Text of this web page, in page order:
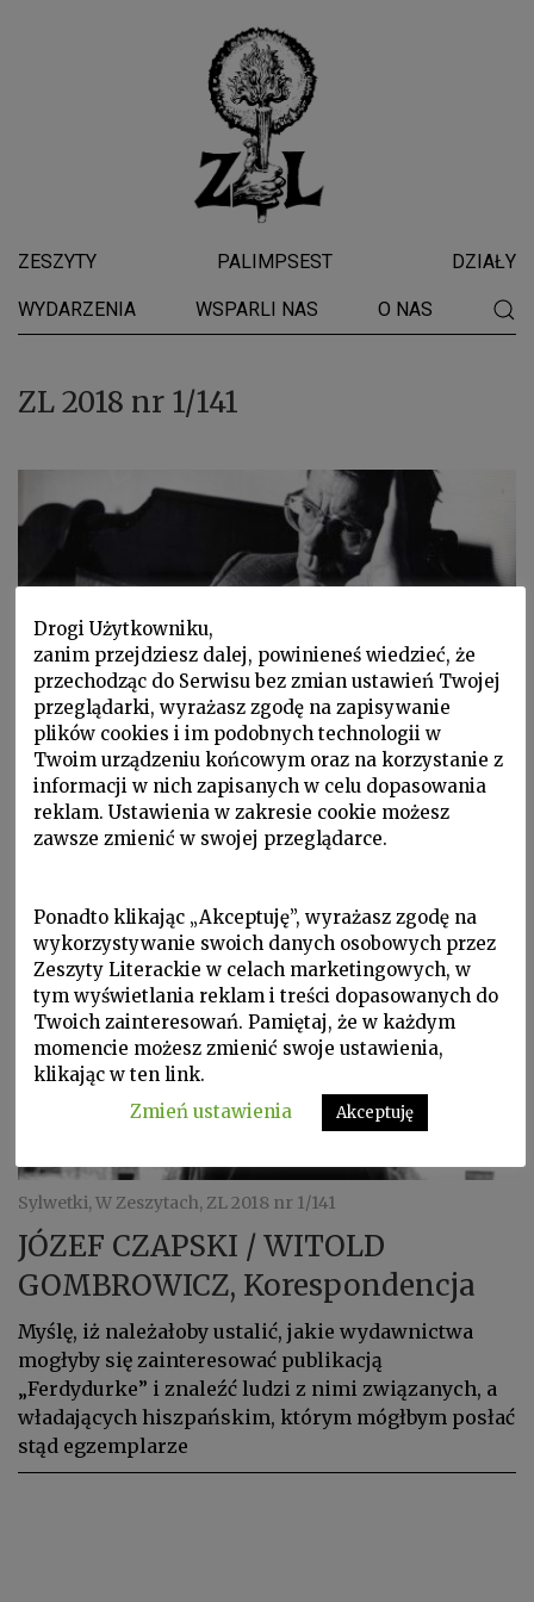
ZESZYTY PALIMPSEST DZIAŁY
WYDARZENIA WSPARLI NAS O NAS
ZL 2018 nr 1/141
Sylwetki, W Zeszytach, W Zeszytach, ZL 2018 nr 1/141
GNIEWOMIR ZAJĄCZKOWSKI
Inny Czajkowski
Sylwetki, W Zeszytach, ZL 2018 nr 1/141
JÓZEF CZAPSKI / WITOLD
GOMBROWICZ, Korespondencja
Myślę, iż należałoby ustalić, jakie wydawnictwa
mogłyby się zainteresować publikacją
„Ferdydurke” i znaleźć ludzi z nimi związanych, a
władających hiszpańskim, którym mógłbym posłać
stąd egzemplarze
Drogi Użytkowniku,
zanim przejdziesz dalej, powinieneś wiedzieć, że
przechodząc do Serwisu bez zmian ustawień Twojej
przeglądarki, wyrażasz zgodę na zapisywanie
plików cookies i im podobnych technologii w
Twoim urządzeniu końcowym oraz na korzystanie z
informacji w nich zapisanych w celu dopasowania
reklam. Ustawienia w zakresie cookie możesz
zawsze zmienić w swojej przeglądarce.
Ponadto klikając „Akceptuję”, wyrażasz zgodę na
wykorzystywanie swoich danych osobowych przez
Zeszyty Literackie w celach marketingowych, w
tym wyświetlania reklam i treści dopasowanych do
Twoich zainteresowań. Pamiętaj, że w każdym
momencie możesz zmienić swoje ustawienia,
klikając w ten link.
Zmień ustawienia
Akceptuję